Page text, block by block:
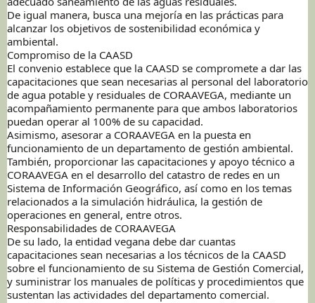
De igual manera, busca una mejoría en las prácticas para
alcanzar los objetivos de sostenibilidad económica y
ambiental.
Compromiso de la CAASD
El convenio establece que la CAASD se compromete a dar las
capacitaciones que sean necesarias al personal del laboratorio
de agua potable y residuales de CORAAVEGA, mediante un
acompañamiento permanente para que ambos laboratorios
puedan operar al 100% de su capacidad.
Asimismo, asesorar a CORAAVEGA en la puesta en
funcionamiento de un departamento de gestión ambiental.
También, proporcionar las capacitaciones y apoyo técnico a
CORAAVEGA en el desarrollo del catastro de redes en un
Sistema de Información Geográfico, así como en los temas
relacionados a la simulación hidráulica, la gestión de
operaciones en general, entre otros.
Responsabilidades de CORAAVEGA
De su lado, la entidad vegana debe dar cuantas
capacitaciones sean necesarias a los técnicos de la CAASD
sobre el funcionamiento de su Sistema de Gestión Comercial,
y suministrar los manuales de políticas y procedimientos que
sustentan las actividades del departamento comercial.